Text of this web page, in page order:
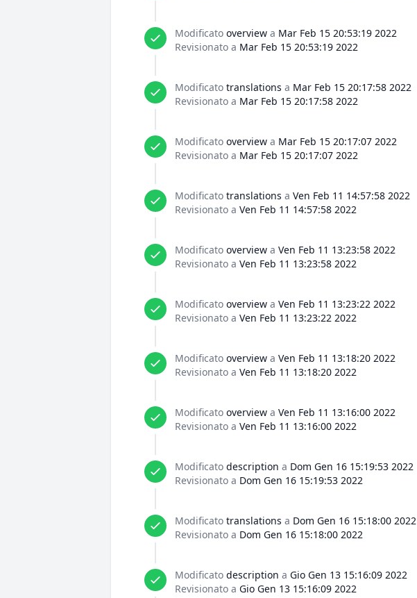
Modificato overview a Mar Feb 15 20:53:19 2022
Revisionato a Mar Feb 15 20:53:19 2022
Modificato translations a Mar Feb 15 20:17:58 2022
Revisionato a Mar Feb 15 20:17:58 2022
Modificato overview a Mar Feb 15 20:17:07 2022
Revisionato a Mar Feb 15 20:17:07 2022
Modificato translations a Ven Feb 11 14:57:58 2022
Revisionato a Ven Feb 11 14:57:58 2022
Modificato overview a Ven Feb 11 13:23:58 2022
Revisionato a Ven Feb 11 13:23:58 2022
Modificato overview a Ven Feb 11 13:23:22 2022
Revisionato a Ven Feb 11 13:23:22 2022
Modificato overview a Ven Feb 11 13:18:20 2022
Revisionato a Ven Feb 11 13:18:20 2022
Modificato overview a Ven Feb 11 13:16:00 2022
Revisionato a Ven Feb 11 13:16:00 2022
Modificato description a Dom Gen 16 15:19:53 2022
Revisionato a Dom Gen 16 15:19:53 2022
Modificato translations a Dom Gen 16 15:18:00 2022
Revisionato a Dom Gen 16 15:18:00 2022
Modificato description a Gio Gen 13 15:16:09 2022
Revisionato a Gio Gen 13 15:16:09 2022